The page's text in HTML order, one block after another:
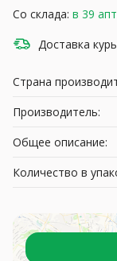
Со склада: в 39
Доставка
Страна
Производитель:
Общее описание:
Количество в